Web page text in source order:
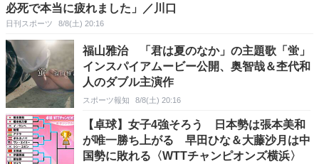
必死で本当に疲れました」／川口
日刊スポーツ 8/8(土) 20:16
福山雅治 「君は夏のなか」の主題歌「蛍」
インスパイアムービー公開、奥智哉＆杢代和
人のダブル主演作
スポーツ報知 8/8(土) 20:16
【卓球】女子4強そろう 日本勢は張本美和
が唯一勝ち上がる 早田ひな＆大藤沙月は中
国勢に敗れる〈WTTチャンピオンズ横浜〉